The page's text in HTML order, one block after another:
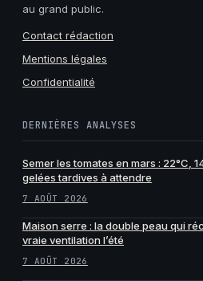
au grand public.
Contact rédaction
Mentions légales
Confidentialité
DERNIÈRES ANALYSES
Semer les tomates en mars : 22°C,
gelées tardives à attendre
7 AOÛT 2026
Maison serre : la double peau qui
vraie ventilation l’été
7 AOÛT 2026